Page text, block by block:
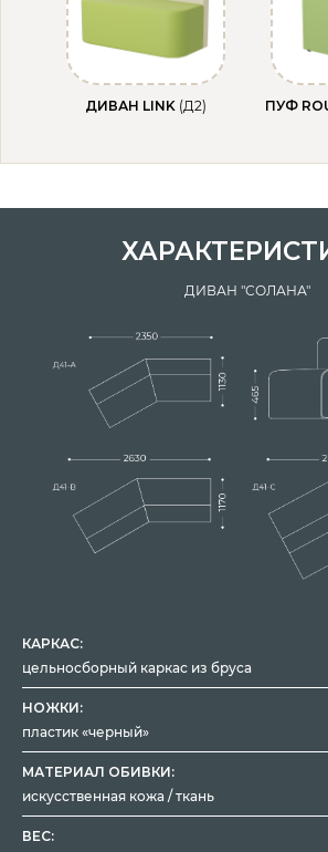
ДИВАН LINK (Д2) ПУФ
ДИВАН "СОЛАНА"
КАРКАС:
цельносборный каркас из бруса
НОЖКИ:
пластик «черный»
МАТЕРИАЛ ОБИВКИ:
искусственная кожа / ткань
ВЕС: